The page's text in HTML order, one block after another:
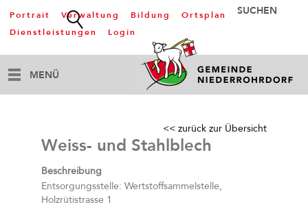
Portrait Verwaltung Bildung
Ortsplan
Dienstleistungen
Login
MENÜ
<< zurück zur Übersicht
Weiss- und Stahlblech
Beschreibung
Entsorgungsstelle: Wertstoffsammelstelle,
Holzrütistrasse 1